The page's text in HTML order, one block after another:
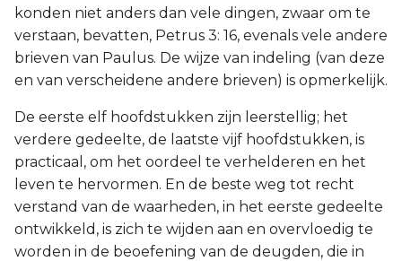
konden niet anders dan vele dingen, zwaar om te
verstaan, bevatten, Petrus 3: 16, evenals vele andere
brieven van Paulus. De wijze van indeling (van deze
en van verscheidene andere brieven) is opmerkelijk.
De eerste elf hoofdstukken zijn leerstellig; het
verdere gedeelte, de laatste vijf hoofdstukken, is
practicaal, om het oordeel te verhelderen en het
leven te hervormen. En de beste weg tot recht
verstand van de waarheden, in het eerste gedeelte
ontwikkeld, is zich te wijden aan en overvloedig te
worden in de beoefening van de deugden, die in